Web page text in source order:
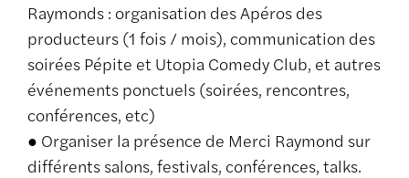
Raymonds : organisation des Apéros des
producteurs (1 fois / mois), communication des
soirées Pépite et Utopia Comedy Club, et autres
événements ponctuels (soirées, rencontres,
conférences, etc)
● Organiser la présence de Merci Raymond sur
différents salons, festivals, conférences, talks.